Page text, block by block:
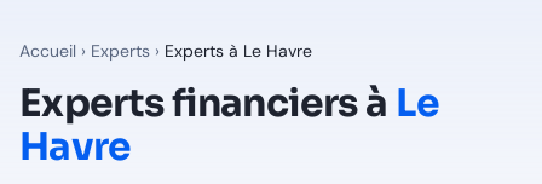
professionnels du patrimoine recensés à
Professions disponibles à
Expert-Comptable
Notaire
Le Havre
Accueil › Experts › Experts à Le Havre
Experts financiers à Le
Havre